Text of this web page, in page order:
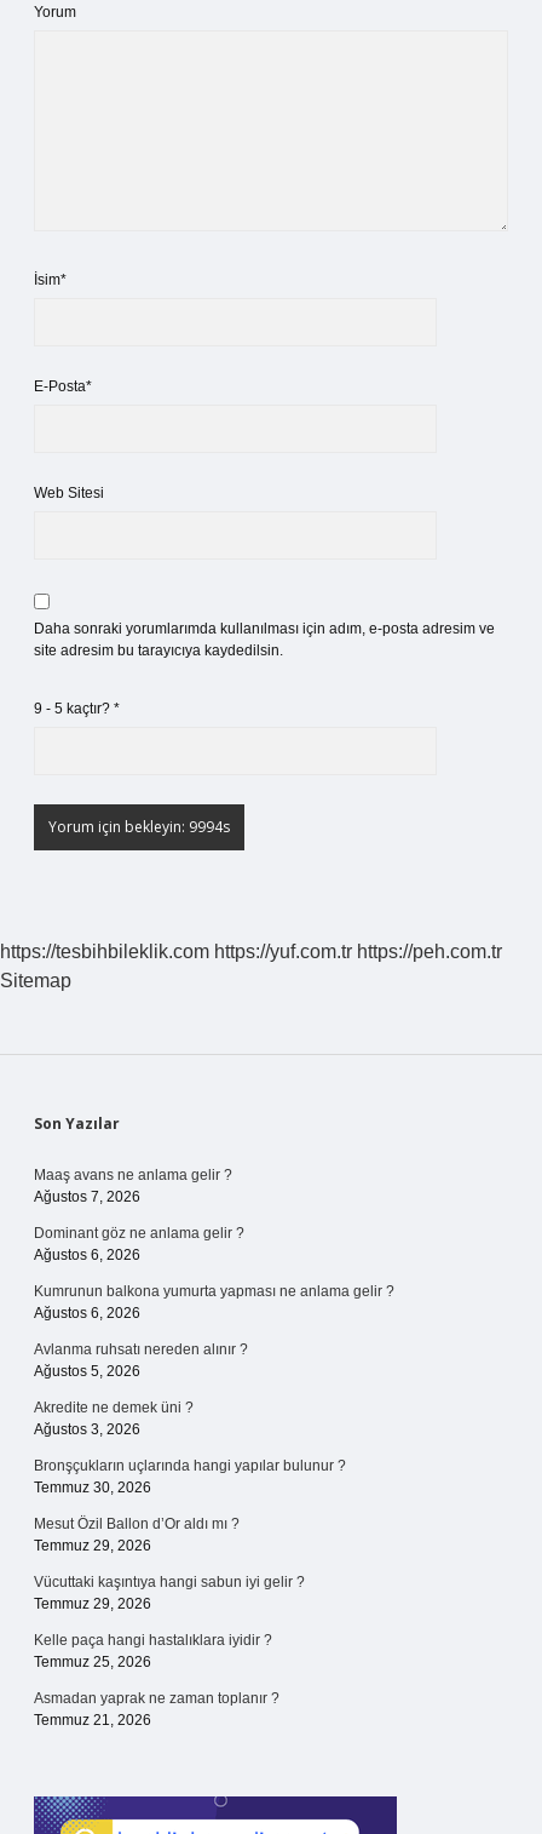
Yorum
İsim*
E-Posta*
Web Sitesi
Daha sonraki yorumlarımda kullanılması için adım, e-posta adresim ve
site adresim bu tarayıcıya kaydedilsin.
9 - 5 kaçtır? *
https://tesbihbileklik.com https://yuf.com.tr https://peh.com.tr
Sitemap
Sidebar
Son Yazılar
Maaş avans ne anlama gelir ?
Ağustos 7, 2026
Dominant göz ne anlama gelir ?
Ağustos 6, 2026
Kumrunun balkona yumurta yapması ne anlama gelir ?
Ağustos 6, 2026
Avlanma ruhsatı nereden alınır ?
Ağustos 5, 2026
Akredite ne demek üni ?
Ağustos 3, 2026
Bronşçukların uçlarında hangi yapılar bulunur ?
Temmuz 30, 2026
Mesut Özil Ballon d’Or aldı mı ?
Temmuz 29, 2026
Vücuttaki kaşıntıya hangi sabun iyi gelir ?
Temmuz 29, 2026
Kelle paça hangi hastalıklara iyidir ?
Temmuz 25, 2026
Asmadan yaprak ne zaman toplanır ?
Temmuz 21, 2026